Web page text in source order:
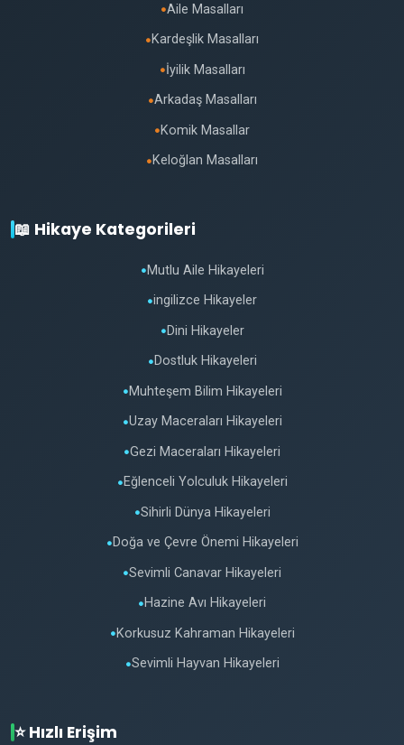
●Aile Masalları
● Kardeşlik Masalları
●İyilik Masalları
●Arkadaş Masalları
● Komik Masallar
● Keloğlan Masalları
📖 Hikaye Kategorileri
● Mutlu Aile Hikayeleri
●ingilizce Hikayeler
● Dini Hikayeler
● Dostluk Hikayeleri
● Muhteşem Bilim Hikayeleri
●Uzay Maceraları Hikayeleri
●Gezi Maceraları Hikayeleri
● Eğlenceli Yolculuk Hikayeleri
●Sihirli Dünya Hikayeleri
● Doğa ve Çevre Önemi Hikayeleri
●Sevimli Canavar Hikayeleri
● Hazine Avı Hikayeleri
● Korkusuz Kahraman Hikayeleri
●Sevimli Hayvan Hikayeleri
⭐ Hızlı Erişim